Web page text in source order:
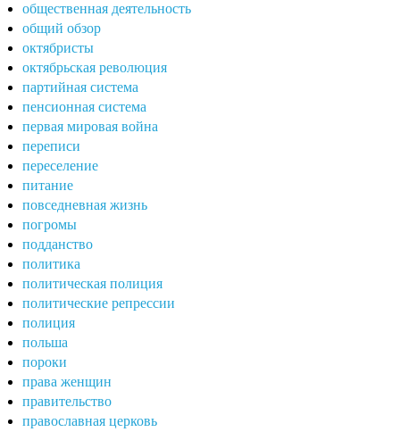
общественная деятельность
общий обзор
октябристы
октябрьская революция
партийная система
пенсионная система
первая мировая война
переписи
переселение
питание
повседневная жизнь
погромы
подданство
политика
политическая полиция
политические репрессии
полиция
польша
пороки
права женщин
правительство
православная церковь